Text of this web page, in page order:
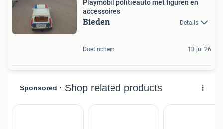
Playmobil politieauto met figuren en
accessoires
Bieden Details
Doetinchem 13 jul 26